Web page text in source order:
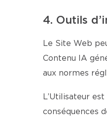
4. Outils
Le Site Web
Contenu IA
aux normes
L’Utilisateur
conséquences